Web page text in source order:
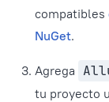
compatibles
NuGet.
Agrega
tu proyecto